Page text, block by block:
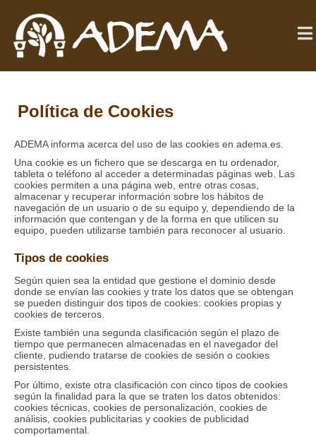
Política de Cookies
ADEMA informa acerca del uso de las cookies en adema.es.
Una cookie es un fichero que se descarga en tu ordenador,
tableta o teléfono al acceder a determinadas páginas web. Las
cookies permiten a una página web, entre otras cosas,
almacenar y recuperar información sobre los hábitos de
navegación de un usuario o de su equipo y, dependiendo de la
información que contengan y de la forma en que utilicen su
equipo, pueden utilizarse también para reconocer al usuario.
Tipos de cookies
Según quien sea la entidad que gestione el dominio desde
donde se envían las cookies y trate los datos que se obtengan
se pueden distinguir dos tipos de cookies: cookies propias y
cookies de terceros.
Existe también una segunda clasificación según el plazo de
tiempo que permanecen almacenadas en el navegador del
cliente, pudiendo tratarse de cookies de sesión o cookies
persistentes.
Por último, existe otra clasificación con cinco tipos de cookies
según la finalidad para la que se traten los datos obtenidos:
cookies técnicas, cookies de personalización, cookies de
análisis, cookies publicitarias y cookies de publicidad
comportamental.